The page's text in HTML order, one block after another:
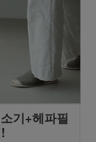
기+헤파필